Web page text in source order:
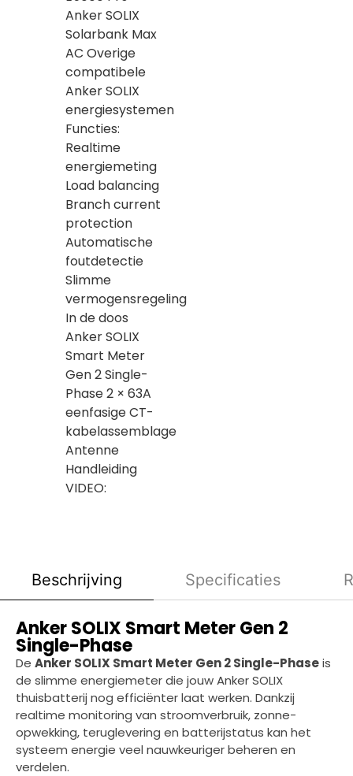
Anker SOLIX
Solarbank Max
AC Overige
compatibele
Anker SOLIX
energiesystemen
Functies:
Realtime
energiemeting
Load balancing
Branch current
protection
Automatische
foutdetectie
Slimme
vermogensregeling
In de doos
Anker SOLIX
Smart Meter
Gen 2 Single-
Phase 2 × 63A
eenfasige CT-
kabelassemblage
Antenne
Handleiding
VIDEO:
Beschrijving Specificaties
Anker SOLIX Smart Meter Gen 2
Single-Phase
De Anker SOLIX Smart Meter Gen 2 Single-Phaseis
de slimme energiemeter die jouw Anker SOLIX
thuisbatterij nog efficiënter laat werken. Dankzij
realtime monitoring van stroomverbruik, zonne-
opwekking, teruglevering en batterijstatus kan het
systeem energie veel nauwkeuriger beheren en
verdelen.